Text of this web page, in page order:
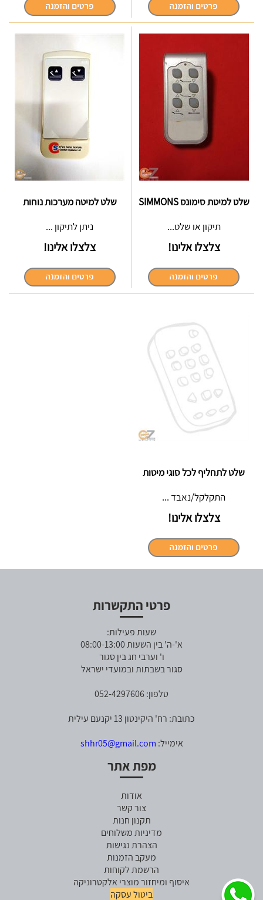
שלט למיטת סימונס SIMMONS
תיקון או שלט...
צלצלו אלינו!
שלט למיטה מערכות נוחות
ניתן לתיקון ...
צלצלו אלינו!
שלט לתחליף לכל סוגי מיטות
התקלקל/נאבד ...
צלצלו אלינו!
פרטי התקשרות
שעות פעילות:
א'-ה' בין השעות 08:00-13:00
ו' וערבי חג בין סגור
סגור בשבתות ובמועדי ישראל
טלפון: 052-4297606
כתובת: רח' היקינטון 13 יקנעם עילית
אימייל: shhr05@gmail.com
מפת אתר
אודות
צור קשר
תקנון חנות
מדיניות משלוחים
הצהרת נגישות
מעקב הזמנות
הרשמת לקוחות
איסוף ומיחזור מוצרי אלקטרוניקה
ביטול עסקה